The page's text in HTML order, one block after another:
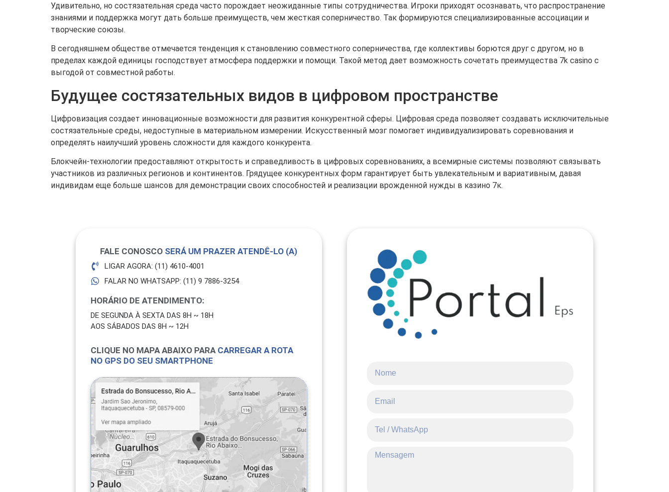
Удивительно, но состязательная среда часто порождает неожиданные типы сотрудничества. Игроки приходят осознавать, что распространение
знаниями и поддержка могут дать больше преимуществ, чем жесткая соперничество. Так формируются специализированные ассоциации и
творческие союзы.
В сегодняшнем обществе отмечается тенденция к становлению совместного соперничества, где коллективы борются друг с другом, но в
пределах каждой единицы господствует атмосфера поддержки и помощи. Такой метод дает возможность сочетать преимущества 7k casino с
выгодой от совместной работы.
Будущее состязательных видов в цифровом пространстве
Цифровизация создает инновационные возможности для развития конкурентной сферы. Цифровая среда позволяет создавать исключительные
состязательные среды, недоступные в материальном измерении. Искусственный мозг помогает индивидуализировать соревнования и
определять наилучший уровень сложности для каждого конкурента.
Блокчейн-технологии предоставляют открытость и справедливость в цифровых соревнованиях, а всемирные системы позволяют связывать
участников из различных регионов и континентов. Грядущее конкурентных форм гарантирует быть увлекательным и вариативным, давая
индивидам еще больше шансов для демонстрации своих способностей и реализации врожденной нужды в казино 7к.
FALE CONOSCO SERÁ UM PRAZER ATENDÊ-LO (A)
LIGAR AGORA: (11) 4610-4001
FALAR NO WHATSAPP: (11) 9 7886-3254
HORÁRIO DE ATENDIMENTO:
DE SEGUNDA À SEXTA DAS 8H ~ 18H
AOS SÁBADOS DAS 8H ~ 12H
CLIQUE NO MAPA ABAIXO PARA CARREGAR A ROTA
NO GPS DO SEU SMARTPHONE